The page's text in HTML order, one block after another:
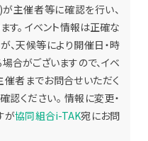
主催者等に確認を行い、
す。 イベント情報は正確な
、天候等により開催日・時
合がございますので、イベ
者までお問合せいただく
認ください。 情報に変更・
が協同組合i-TAK宛にお問